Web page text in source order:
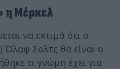
η Μέρκελ
να εκτιμά ότι ο
Όλαφ Σολτς θα είναι ο
τι γνώμη έχει για